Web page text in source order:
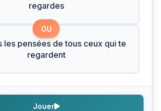
regardes
OU
les pensées de tous ceux qui te
regardent
Jouer